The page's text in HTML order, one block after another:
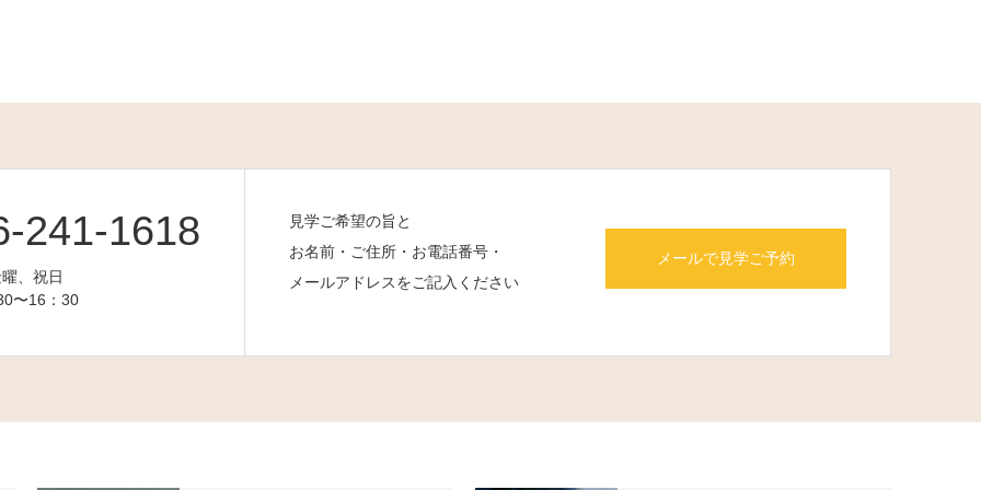
241-1618
、祝日
〜16：30
見学ご希望の旨と
お名前・ご住所・お電話番号・
メールアドレスをご記入ください
メールで見学ご予約